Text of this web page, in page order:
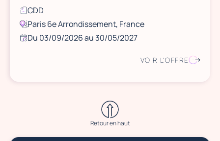
CDD
Paris 6e Arrondissement, France
Du 03/09/2026 au 30/05/2027
VOIR L'OFFRE
Retour en haut